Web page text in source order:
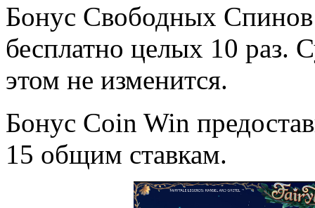
Бонус Свободных Спинов
бесплатно целых 10 раз.
этом не изменится.
Бонус Coin Win
15 общим ставкам.